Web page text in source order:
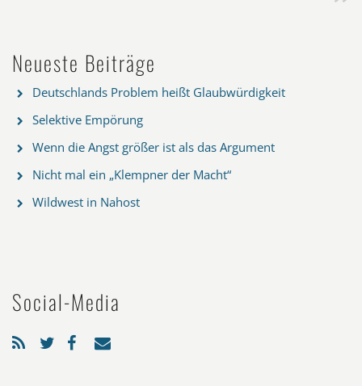
Neueste Beiträge
Deutschlands Problem heißt Glaubwürdigkeit
Selektive Empörung
Wenn die Angst größer ist als das Argument
Nicht mal ein „Klempner der Macht“
Wildwest in Nahost
Social-Media